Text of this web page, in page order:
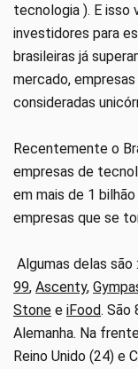
tecnologia ). E
investidores para
brasileiras já
mercado,
consideradas
Recentemente o
empresas de
em mais de 1
empresas que se
Algumas delas são :
99, Ascenty,
Stone e iFood. São
Alemanha. Na
Reino Unido (24) e